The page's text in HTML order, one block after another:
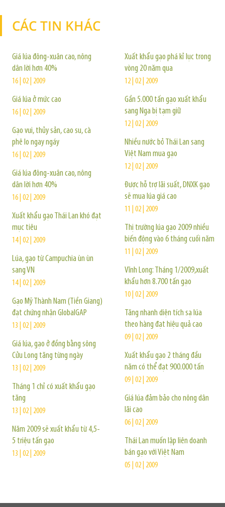
CÁC TIN KHÁC
Giá lúa đông-xuân cao, nông
dân lời hơn 40%
16 | 02 | 2009
Giá lúa ở mức cao
16 | 02 | 2009
Gạo vui, thủy sản, cao su, cà
phê lo ngay ngáy
16 | 02 | 2009
Giá lúa đông-xuân cao, nông
dân lời hơn 40%
16 | 02 | 2009
Xuất khẩu gạo Thái Lan khó đạt
mục tiêu
14 | 02 | 2009
Lúa, gạo từ Campuchia ùn ùn
sang VN
14 | 02 | 2009
Gạo Mỹ Thành Nam (Tiền Giang)
đạt chứng nhận GlobalGAP
13 | 02 | 2009
Giá lúa, gạo ở đồng bằng sông
Cửu Long tăng từng ngày
13 | 02 | 2009
Tháng 1 chỉ có xuất khẩu gạo
tăng
13 | 02 | 2009
Năm 2009 sẽ xuất khẩu từ 4,5-
5 triệu tấn gạo
13 | 02 | 2009
Xuất khẩu gạo phá kỉ lục trong
vòng 20 năm qua
12 | 02 | 2009
Gần 5.000 tấn gạo xuất khẩu
sang Nga bị tạm giữ
12 | 02 | 2009
Nhiều nước bỏ Thái Lan sang
Việt Nam mua gạo
12 | 02 | 2009
Được hỗ trợ lãi suất, DNXK gạo
sẽ mua lúa giá cao
11 | 02 | 2009
Thị trường lúa gạo 2009 nhiều
biến động vào 6 tháng cuối năm
11 | 02 | 2009
Vĩnh Long: Tháng 1/2009,xuất
khẩu hơn 8.700 tấn gạo
10 | 02 | 2009
Tăng nhanh diện tích sạ lúa
theo hàng đạt hiệu quả cao
09 | 02 | 2009
Xuất khẩu gạo 2 tháng đầu
năm có thể đạt 900.000 tấn
09 | 02 | 2009
Giá lúa đảm bảo cho nông dân
lãi cao
06 | 02 | 2009
Thái Lan muốn lập liên doanh
bán gạo với Việt Nam
05 | 02 | 2009